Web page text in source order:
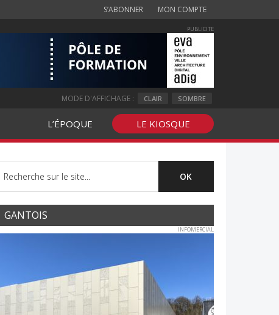
S’ABONNER MON COMPTE
PUBLICITE
MODE D'AFFICHAGE : CLAIR SOMBRE
L’ÉPOQUE LE KIOSQUE
GANTOIS
INFOMERCIAL